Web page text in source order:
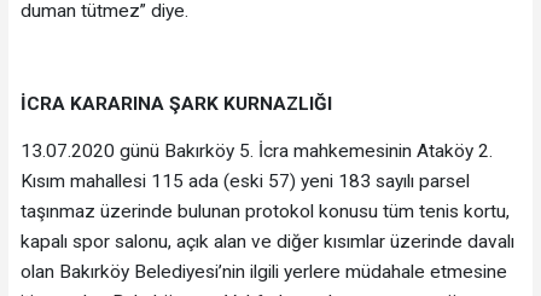
duman tütmez” diye.
İCRA KARARINA ŞARK KURNAZLIĞI
13.07.2020 günü Bakırköy 5. İcra mahkemesinin Ataköy 2.
Kısım mahallesi 115 ada (eski 57) yeni 183 sayılı parsel
taşınmaz üzerinde bulunan protokol konusu tüm tenis kortu,
kapalı spor salonu, açık alan ve diğer kısımlar üzerinde davalı
olan Bakırköy Belediyesi’nin ilgili yerlere müdahale etmesine